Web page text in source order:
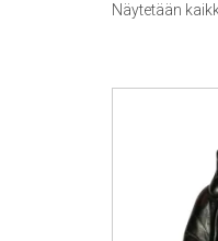
Näytetään